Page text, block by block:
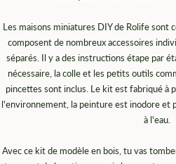
Les maisons miniatures DIY de Rolife sont
composent de nombreux accessoires
séparés. Il y a des instructions étape par
nécessaire, la colle et les petits outils
pincettes sont inclus. Le kit est fabriqué à
l'environnement, la peinture est inodore et
à l'eau.
Avec ce kit de modèle en bois, tu vas